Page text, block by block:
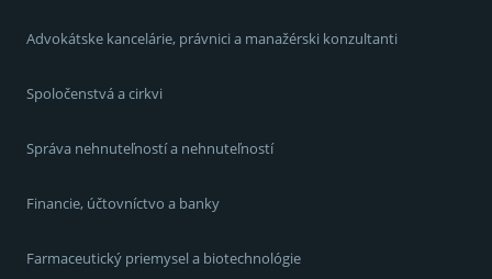
Advokátske kancelárie, právnici a manažérski konzultanti
Spoločenstvá a cirkvi
Správa nehnuteľností a nehnuteľností
Financie, účtovníctvo a banky
Farmaceutický priemysel a biotechnológie